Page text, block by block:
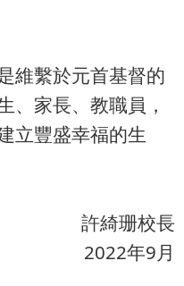
維繫於元首基督的
、家長、教職員，
立豐盛幸福的生
許綺珊校長
2022年9月